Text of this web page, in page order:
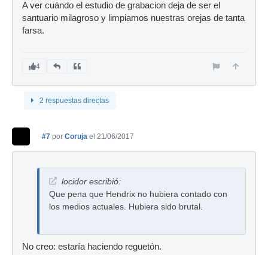
A ver cuándo el estudio de grabacion deja de ser el
santuario milagroso y limpiamos nuestras orejas de tanta
farsa.
4
2 respuestas directas
#7 por Coruja el 21/06/2017
locidor escribió:
Que pena que Hendrix no hubiera contado con
los medios actuales. Hubiera sido brutal.
No creo: estaría haciendo reguetón.